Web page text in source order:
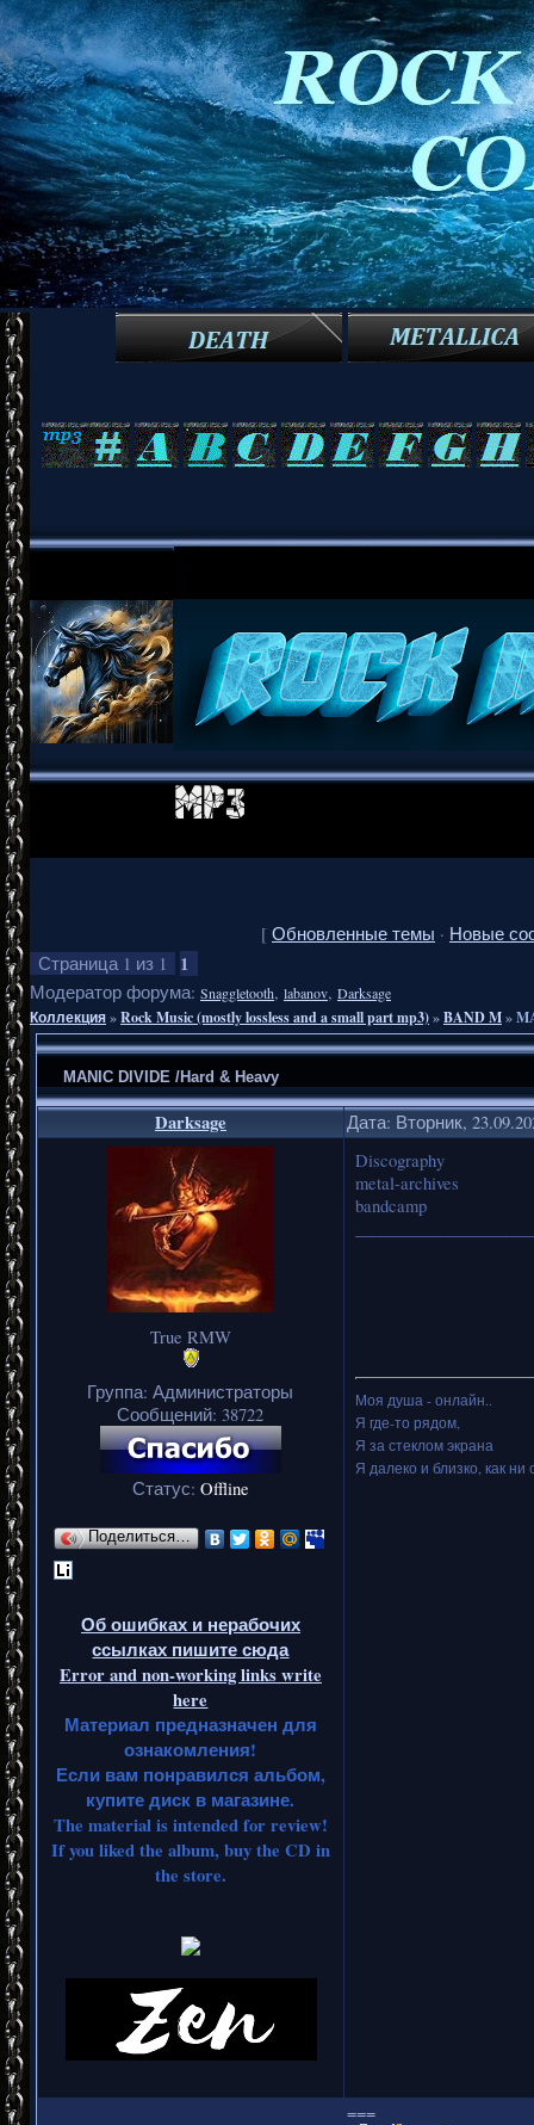
[ Обновленные темы · Новые
Страница 1 из 1 1
Модератор форума: Snaggletooth, labanov, Darksage
Коллекция»Rock Music (mostly lossless and a small part mp3)»BAND M»
MANIC DIVIDE /Hard & Heavy
Darksage Дата: Вторник,
True RMW
Группа: Администраторы
Сообщений: 38722
Статус: Offline
Поделиться…
Об ошибках и нерабочих
ссылках пишите сюда
Error and non-working links write
here
Материал предназначен для
ознакомления!
Если вам понравился альбом,
купите диск в магазине.
The material is intended for review!
If you liked the album, buy the CD in
the store.
Discography
metal-archives
bandcamp
Моя душа - онлайн..
Я где-то рядом,
Я за стеклом экрана
Я далеко и близко, как ни
===